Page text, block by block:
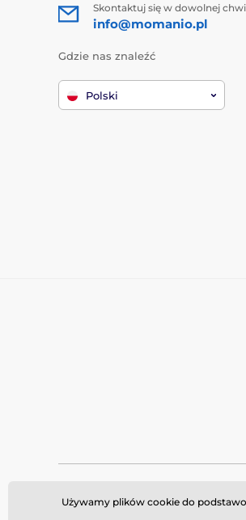
Skontaktuj się w dowolnej
info@momanio.pl
Gdzie nas znaleźć
Polski
Używamy plików cookie do